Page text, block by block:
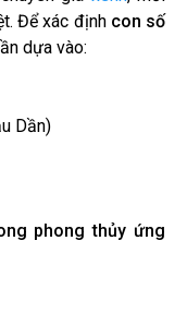
Để xác định con số
dựa vào:
Dần)
phong thủy ứng